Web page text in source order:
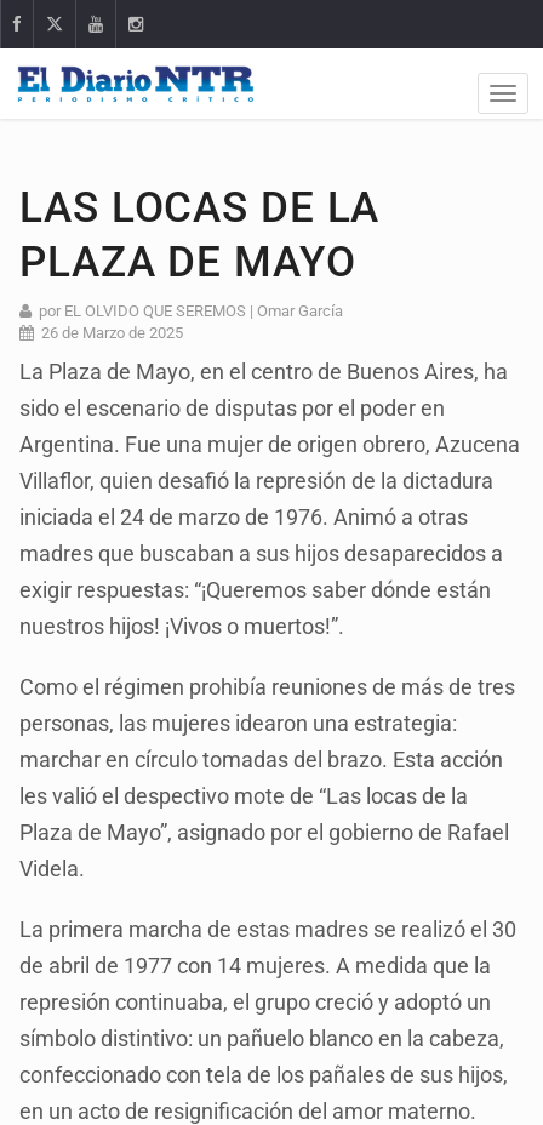
LAS LOCAS DE LA
PLAZA DE MAYO
por EL OLVIDO QUE SEREMOS | Omar García
26 de Marzo de 2025
La Plaza de Mayo, en el centro de Buenos Aires, ha
sido el escenario de disputas por el poder en
Argentina. Fue una mujer de origen obrero, Azucena
Villaflor, quien desafió la represión de la dictadura
iniciada el 24 de marzo de 1976. Animó a otras
madres que buscaban a sus hijos desaparecidos a
exigir respuestas: “¡Queremos saber dónde están
nuestros hijos! ¡Vivos o muertos!”.
Como el régimen prohibía reuniones de más de tres
personas, las mujeres idearon una estrategia:
marchar en círculo tomadas del brazo. Esta acción
les valió el despectivo mote de “Las locas de la
Plaza de Mayo”, asignado por el gobierno de Rafael
Videla.
La primera marcha de estas madres se realizó el 30
de abril de 1977 con 14 mujeres. A medida que la
represión continuaba, el grupo creció y adoptó un
símbolo distintivo: un pañuelo blanco en la cabeza,
confeccionado con tela de los pañales de sus hijos,
en un acto de resignificación del amor materno.